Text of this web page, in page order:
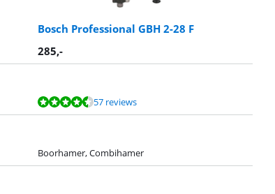
Bosch Professional GBH 2-28 F
285,-
57 reviews
Boorhamer, Combihamer